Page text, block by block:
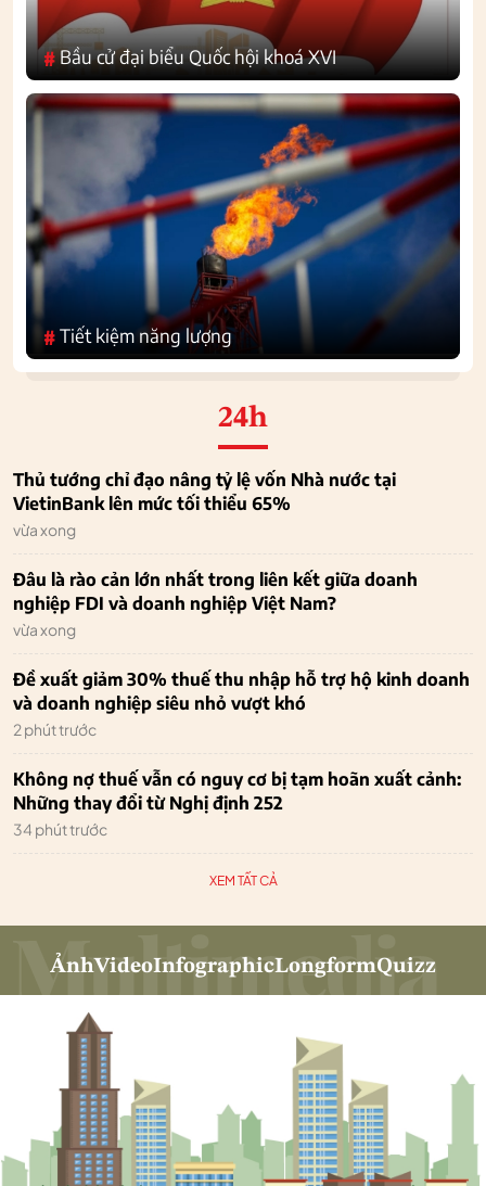
#Bầu cử đại biểu Quốc hội khoá XVI
#Tiết kiệm năng lượng
24h
Thủ tướng chỉ đạo nâng tỷ lệ vốn Nhà nước tại
VietinBank lên mức tối thiểu 65%
vừa xong
Đâu là rào cản lớn nhất trong liên kết giữa doanh
nghiệp FDI và doanh nghiệp Việt Nam?
vừa xong
Đề xuất giảm 30% thuế thu nhập hỗ trợ hộ kinh doanh
và doanh nghiệp siêu nhỏ vượt khó
2 phút trước
Không nợ thuế vẫn có nguy cơ bị tạm hoãn xuất cảnh:
Những thay đổi từ Nghị định 252
34 phút trước
XEM TẤT CẢ
ẢnhVideoInfographicLongformQuizz